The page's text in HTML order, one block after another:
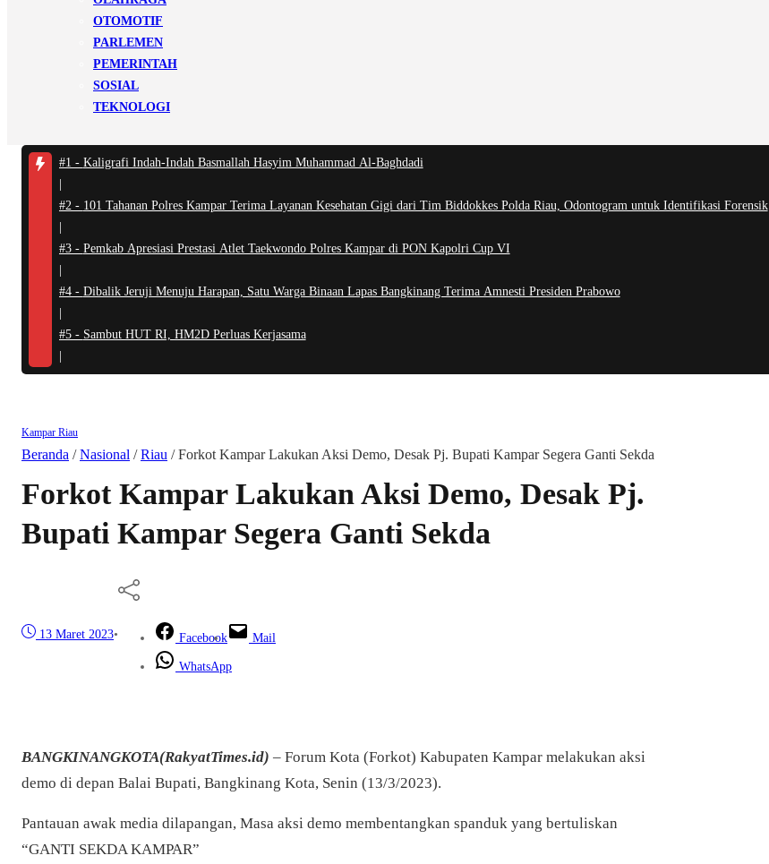
OTOMOTIF
PARLEMEN
PEMERINTAH
SOSIAL
TEKNOLOGI
#1 - Kaligrafi Indah-Indah Basmallah Hasyim Muhammad Al-Baghdadi
#2 - 101 Tahanan Polres Kampar Terima Layanan Kesehatan Gigi dari Tim Biddokkes Polda Riau, Odontogram untuk Identifikasi Forensik
#3 - Pemkab Apresiasi Prestasi Atlet Taekwondo Polres Kampar di PON Kapolri Cup VI
#4 - Dibalik Jeruji Menuju Harapan, Satu Warga Binaan Lapas Bangkinang Terima Amnesti Presiden Prabowo
#5 - Sambut HUT RI, HM2D Perluas Kerjasama
Kampar Riau
Beranda /Nasional /Riau /Forkot Kampar Lakukan Aksi Demo, Desak Pj. Bupati Kampar Segera Ganti Sekda
Forkot Kampar Lakukan Aksi Demo, Desak Pj.
Bupati Kampar Segera Ganti Sekda
13 Maret 2023• Facebook Mail
WhatsApp
BANGKINANGKOTA(RakyatTimes.id) – Forum Kota (Forkot) Kabupaten Kampar melakukan aksi
demo di depan Balai Bupati, Bangkinang Kota, Senin (13/3/2023).
Pantauan awak media dilapangan, Masa aksi demo membentangkan spanduk yang bertuliskan
“GANTI SEKDA KAMPAR”